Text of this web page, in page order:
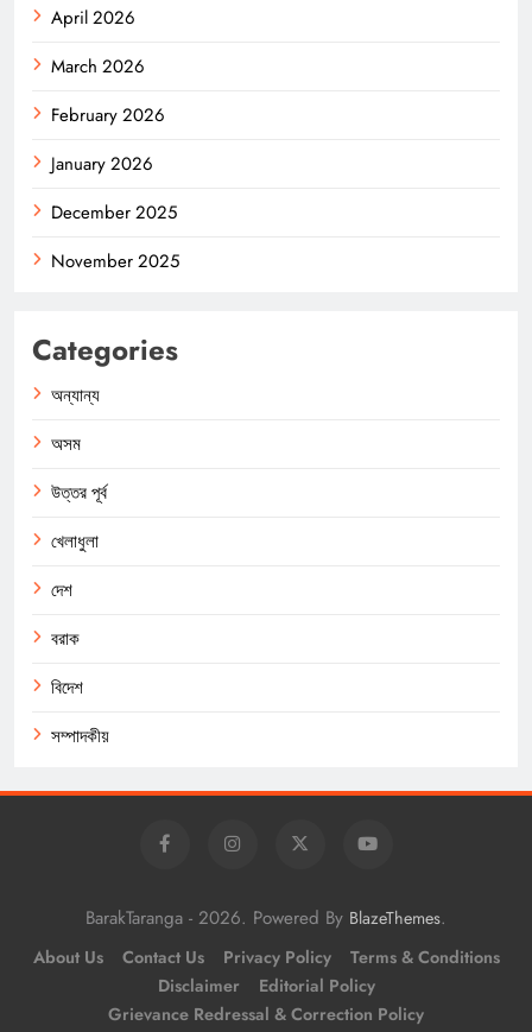
April 2026
March 2026
February 2026
January 2026
December 2025
November 2025
Categories
অন্যান্য
অসম
উত্তর পূর্ব
খেলাধুলা
দেশ
বরাক
বিদেশ
সম্পাদকীয়
BarakTaranga - 2026. Powered By BlazeThemes.
About Us Contact Us Privacy Policy
Terms & Conditions
Disclaimer
Editorial Policy
Grievance Redressal & Correction Policy